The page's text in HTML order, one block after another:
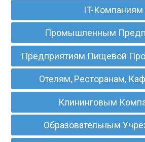
IT-Компаниям
Промышленным
Предприятиям Пищевой
Отелям, Ресторанам,
Клининговым
Образовательным